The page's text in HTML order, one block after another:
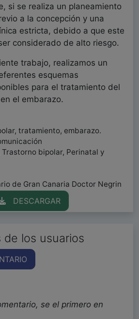
si se realiza un planeamiento
a la concepción y una
estricta, debido a que este
considerado de alto riesgo.
trabajo, realizamos un
esquemas
para el tratamiento del
el embarazo.
tratamiento, embarazo.
bipolar, Perinatal y
de Gran Canaria Doctor Negrin
DESCARGAR
de los usuarios
se el primero en